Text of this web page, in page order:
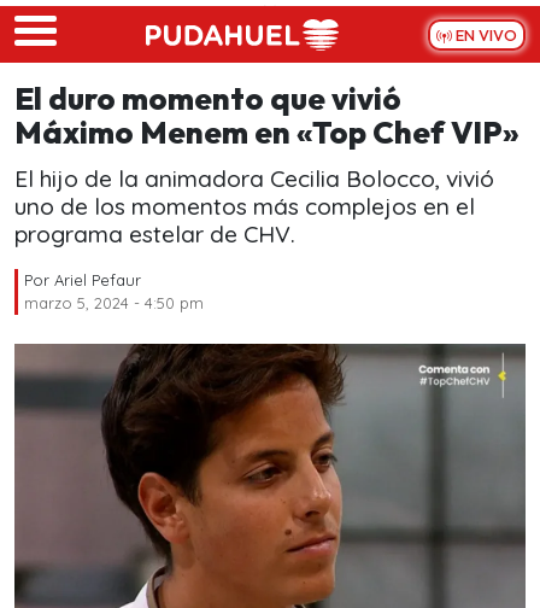
Skip to main content
EN VIVO
El duro momento que vivió
Máximo Menem en «Top Chef VIP»
El hijo de la animadora Cecilia Bolocco, vivió
uno de los momentos más complejos en el
programa estelar de CHV.
Por Ariel Pefaur
marzo 5, 2024 - 4:50 pm